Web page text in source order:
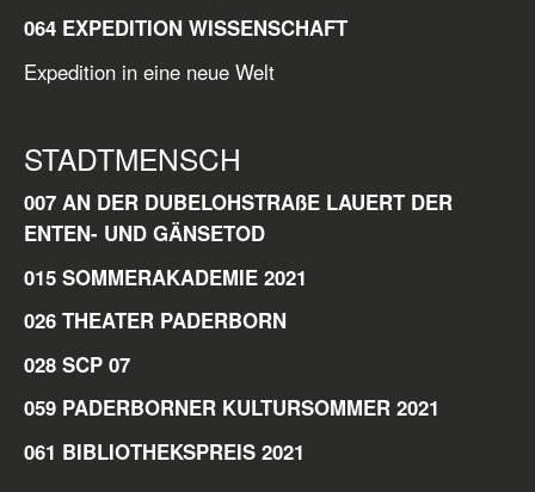
064 EXPEDITION WISSENSCHAFT
Expedition in eine neue Welt
STADTMENSCH
007 AN DER DUBELOHSTRAßE LAUERT DER
ENTEN- UND GÄNSETOD
015 SOMMERAKADEMIE 2021
026 THEATER PADERBORN
028 SCP 07
059 PADERBORNER KULTURSOMMER 2021
061 BIBLIOTHEKSPREIS 2021